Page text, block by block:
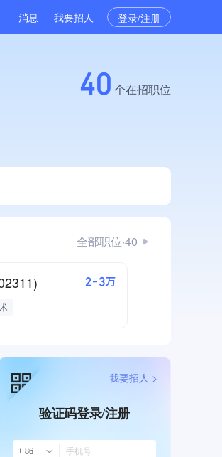
消息 我要招人 登录/注册
40 个在招职位
全部职位·40
2-3万
验证码登录/注册
+ 86
我要招人 >